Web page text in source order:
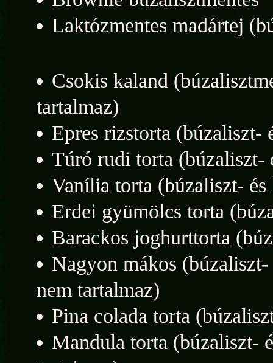
Laktózmentes madártej
Csokis kaland
tartalmaz)
Epres rizstorta (búzaliszt-
Túró rudi torta (búzaliszt-
Vanília torta (búzaliszt- és
Erdei gyümölcs torta
Barackos joghurttorta
Nagyon mákos
nem tartalmaz)
Pina colada torta
Mandula torta (búzaliszt-